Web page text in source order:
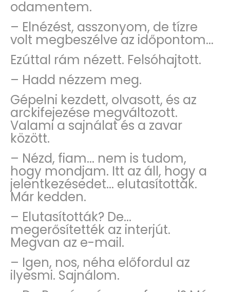
odamentem.
– Elnézést, asszonyom, de tízre
volt megbeszélve az időpontom...
Ezúttal rám nézett. Felsóhajtott.
– Hadd nézzem meg.
Gépelni kezdett, olvasott, és az
arckifejezése megváltozott.
Valami a sajnálat és a zavar
között.
– Nézd, fiam... nem is tudom,
hogy mondjam. Itt az áll, hogy a
jelentkezésedet... elutasították.
Már kedden.
– Elutasították? De...
megerősítették az interjút.
Megvan az e-mail.
– Igen, nos, néha előfordul az
ilyesmi. Sajnálom.